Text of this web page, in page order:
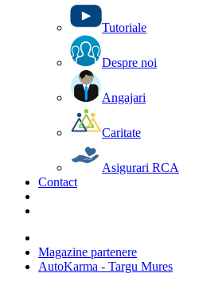
Tutoriale
Despre noi
Angajari
Caritate
Asigurari RCA
Contact
Magazine partenere
AutoKarma - Targu Mures